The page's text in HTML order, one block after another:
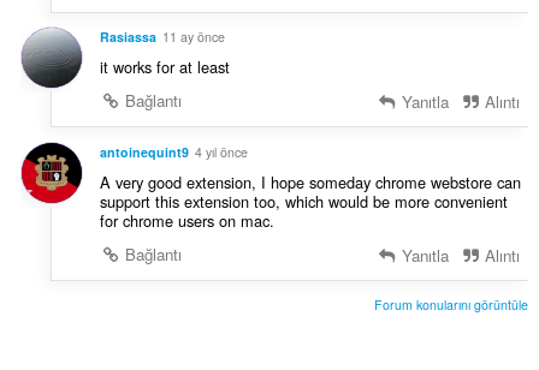
Rasiassa 11 ay önce
it works for at least
Bağlantı
Yanıtla Alıntı
antoinequint9 4 yıl önce
A very good extension, I hope someday chrome webstore can
support this extension too, which would be more convenient
for chrome users on mac.
Bağlantı
Yanıtla Alıntı
Forum konularını görüntüle